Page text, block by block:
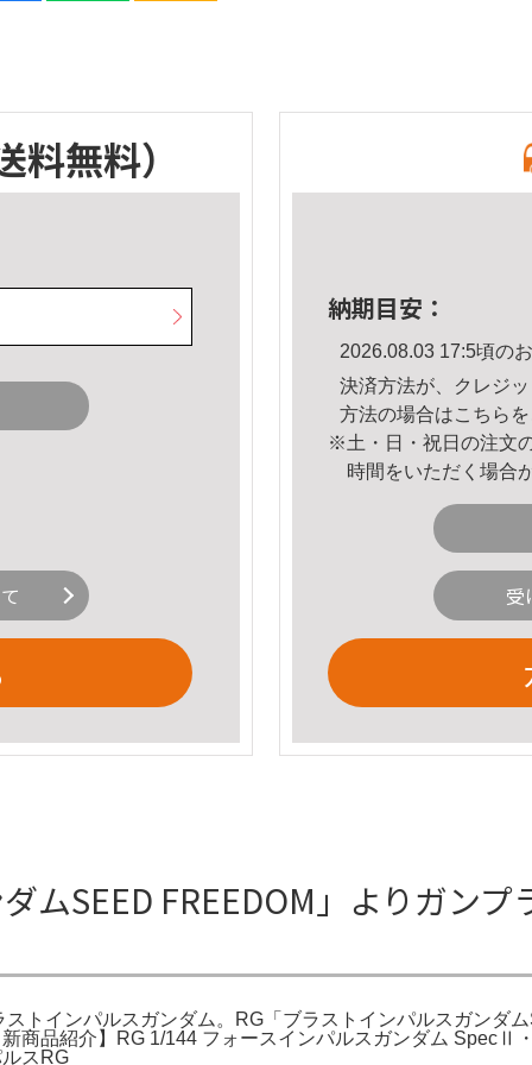
料無料）
納期目安：
2026.08.03 17:5頃の
決済方法が、クレジ
方法の場合はこちら
※土・日・祝日の注文
時間をいただく場合
受
SEED FREEDOM」よりガンプ
トインパルスガンダム。RG「ブラストインパルスガンダ
商品紹介】RG 1/144 フォースインパルスガンダム SpecⅡ
スRG